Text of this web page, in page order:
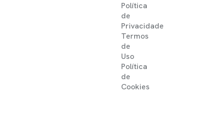
Política
de
Privacidade
Termos
de
Uso
Política
de
Cookies